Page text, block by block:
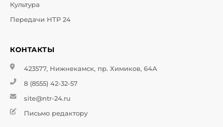
Культура
Передачи НТР 24
КОНТАКТЫ
423577, Нижнекамск, пр. Химиков, 64А
8 (8555) 42-32-57
site@ntr-24.ru
Письмо редактору